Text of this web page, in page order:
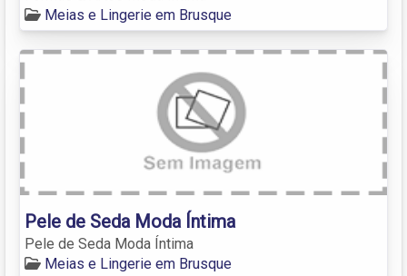
Meias e Lingerie em Brusque
Pele de Seda Moda Íntima
Pele de Seda Moda Íntima
Meias e Lingerie em Brusque